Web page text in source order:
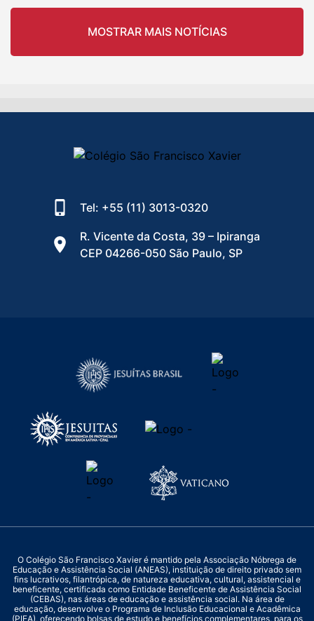
MOSTRAR MAIS NOTÍCIAS
Tel: +55 (11) 3013-0320
R. Vicente da Costa, 39 – Ipiranga
CEP 04266-050 São Paulo, SP
O Colégio São Francisco Xavier é mantido pela Associação Nóbrega de
Educação e Assistência Social (ANEAS), instituição de direito privado sem
fins lucrativos, filantrópica, de natureza educativa, cultural, assistencial e
beneficente, certificada como Entidade Beneficente de Assistência Social
(CEBAS), nas áreas de educação e assistência social. Na área de
educação, desenvolve o Programa de Inclusão Educacional e Acadêmica
(PIEA), oferecendo bolsas de estudo e benefícios complementares, para os